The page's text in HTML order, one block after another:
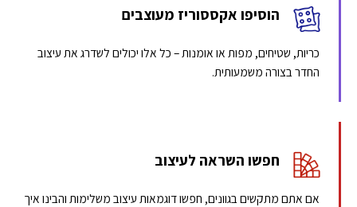
הוסיפו אקססוריז מעוצבים
כריות, שטיחים, מפות או אומנות – כל אלו יכולים לשדרג את עיצוב
החדר בצורה משמעותית.
חפשו השראה לעיצוב
אם אתם מתקשים בגוונים, חפשו דוגמאות עיצוב משלימות והבינו איך